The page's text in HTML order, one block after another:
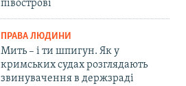
півострові
ПРАВА ЛЮДИНИ
Мить – і ти шпигун. Як у
кримських судах розглядають
звинувачення в держзраді